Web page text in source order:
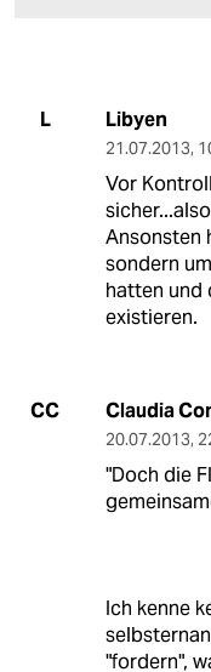
L Libyen
21.07.2013,
Vor
Ansonsten
sondern
hatten und
existieren.
CC Claudia
20.07.2013,
"Doch die
Ich kenne
"fordern",